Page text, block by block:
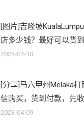
[图片]吉隆坡
店多少钱？最好可以货
2023-04-10
[分享]马六甲州Melaka
信购买，货到付款，先
2023-04-09